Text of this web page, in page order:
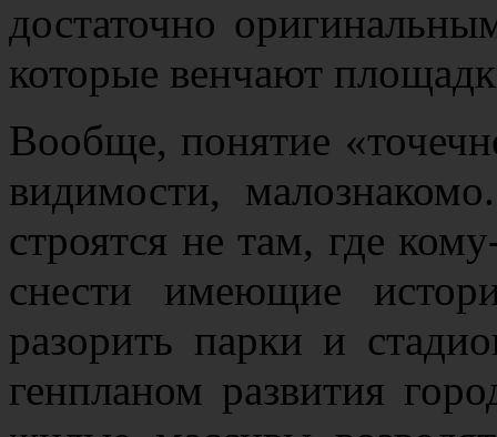
достаточно
которые венчают
Вообще, понятие
видимости,
строятся не там, где
снести имеющие
разорить парки и
генпланом развития